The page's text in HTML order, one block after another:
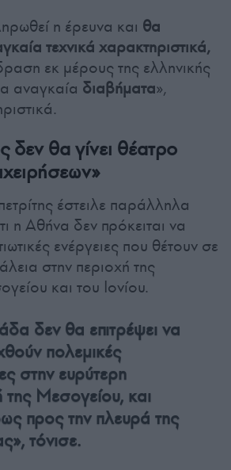
η έρευνα και θα
τεχνικά χαρακτηριστικά,
εκ μέρους της ελληνικής
αναγκαία διαβήματα»,
θα γίνει θέατρο
έστειλε παράλληλα
η Αθήνα δεν πρόκειται να
ενέργειες που θέτουν σε
στην περιοχή της
και του Ιονίου.
δεν θα επιτρέψει να
πολεμικές
στην ευρύτερη
της Μεσογείου, και
προς την πλευρά της
τόνισε.